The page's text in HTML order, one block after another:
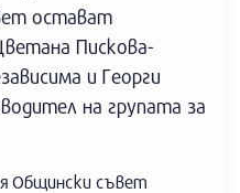
остават
Пискова-
и Георги
на групата за
Общински съвет